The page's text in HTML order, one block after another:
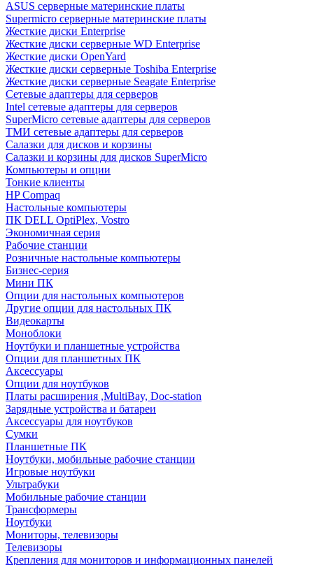
ASUS серверные материнские платы
Supermicro серверные материнские платы
Жесткие диски Enterprise
Жесткие диски серверные WD Enterprise
Жесткие диски OpenYard
Жесткие диски серверные Toshiba Enterprise
Жесткие диски серверные Seagate Enterprise
Сетевые адаптеры для серверов
Intel сетевые адаптеры для серверов
SuperMicro сетевые адаптеры для серверов
ТМИ сетевые адаптеры для серверов
Салазки для дисков и корзины
Салазки и корзины для дисков SuperMicro
Компьютеры и опции
Тонкие клиенты
HP Compaq
Настольные компьютеры
ПК DELL OptiPlex, Vostro
Экономичная серия
Рабочие станции
Розничные настольные компьютеры
Бизнес-серия
Мини ПК
Опции для настольных компьютеров
Другие опции для настольных ПК
Видеокарты
Моноблоки
Ноутбуки и планшетные устройства
Опции для планшетных ПК
Аксессуары
Опции для ноутбуков
Платы расширения ,MultiBay, Doc-station
Зарядные устройства и батареи
Аксессуары для ноутбуков
Сумки
Планшетные ПК
Ноутбуки, мобильные рабочие станции
Игровые ноутбуки
Ультрабуки
Мобильные рабочие станции
Трансформеры
Ноутбуки
Мониторы, телевизоры
Телевизоры
Крепления для мониторов и информационных панелей